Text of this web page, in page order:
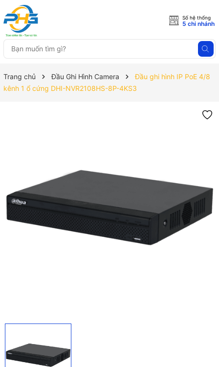
Số hệ thống
5 chi nhánh
Trang chủ Đầu Ghi Hình Camera
Đầu ghi hình IP PoE 4/8
kênh 1 ổ cứng DHI-NVR2108HS-8P-4KS3